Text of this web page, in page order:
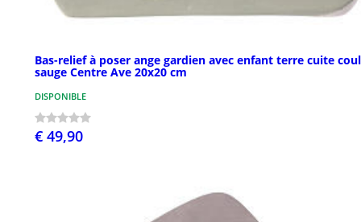
Bas-relief à poser ange gardien avec enfant terre cuite
sauge Centre Ave 20x20 cm
DISPONIBLE
€ 49,90